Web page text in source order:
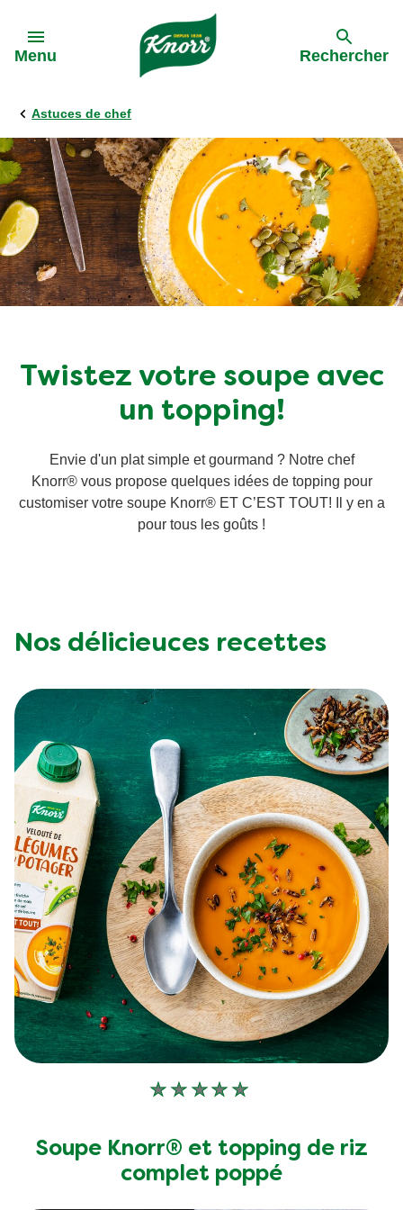
Menu
Précédent
Toutes les recettes
Par ingrédients
Par plat
Apéro
Trucs et Astuces
Précédent
Nos engagements
Rechercher
Astuces de chef
Twistez votre soupe avec
un topping!
Envie d'un plat simple et gourmand ? Notre chef
Knorr® vous propose quelques idées de topping pour
customiser votre soupe Knorr® ET C’EST TOUT! Il y en a
pour tous les goûts !
Nos délicieuces recettes
Aucune
soumise
pour
Soupe Knorr® et topping de riz
complet poppé